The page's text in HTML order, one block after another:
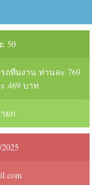
50
ถทีมงาน ท่านละ 769
469 บาท
ยก